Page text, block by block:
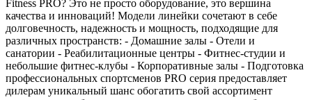
Fitness PRO? Это не просто оборудование, это вершина
качества и инноваций! Модели линейки сочетают в себе
долговечность, надежность и мощность, подходящие для
различных пространств: - Домашние залы - Отели и
санатории - Реабилитационные центры - Фитнес-студии и
небольшие фитнес-клубы - Корпоративные залы - Подготовка
профессиональных спортсменов PRO серия предоставляет
дилерам уникальный шанс обогатить свой ассортимент